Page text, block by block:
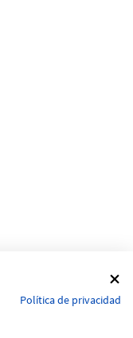
Política de privacidad